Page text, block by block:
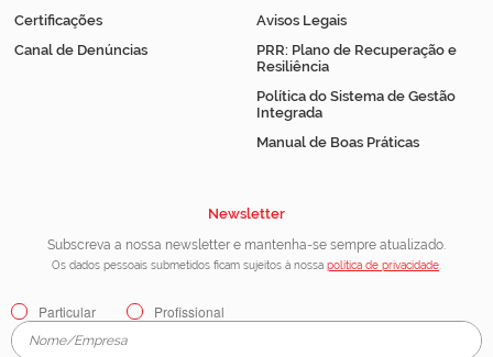
Certificações
Canal de Denúncias
Avisos Legais
PRR: Plano de Recuperação e
Resiliência
Política do Sistema de Gestão
Integrada
Manual de Boas Práticas
Newsletter
Subscreva a nossa newsletter e mantenha-se sempre atualizado.
Os dados pessoais submetidos ficam sujeitos à nossa política de privacidade
Particular Profissional